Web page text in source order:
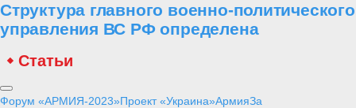
Структура главного военно-политического
управления ВС РФ определена
Статьи
Форум «АРМИЯ-2023»Проект «Украина»АрмияЗа